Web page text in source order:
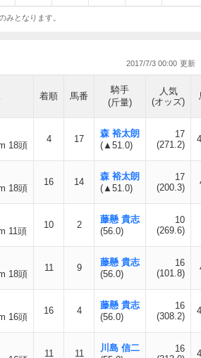
みとなります。
2017/7/3 00:00
着順 馬番
騎手
(斤量)
人気
(オッズ)
18頭
4 17
森 裕太朗
(▲51.0)
17
(271.2)
18頭
16 14
森 裕太朗
(▲51.0)
17
(200.3)
11頭
10 2
藤懸 貴志
(56.0)
10
(269.6)
18頭
11 9
藤懸 貴志
(56.0)
16
(101.8)
16頭
16 4
藤懸 貴志
(56.0)
16
(308.2)
11 11
川島 信二
16